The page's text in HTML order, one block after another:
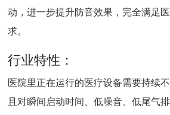
动，进一步提升防音效果，完全满足
求。
行业特性：
医院里正在运行的医疗设备需要持续
且对瞬间启动时间、低噪音、低尾气